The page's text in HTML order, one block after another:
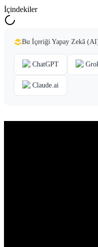
İçindekiler
Bu İçeriği Yapay Zekâ
ChatGPT
Claude.ai